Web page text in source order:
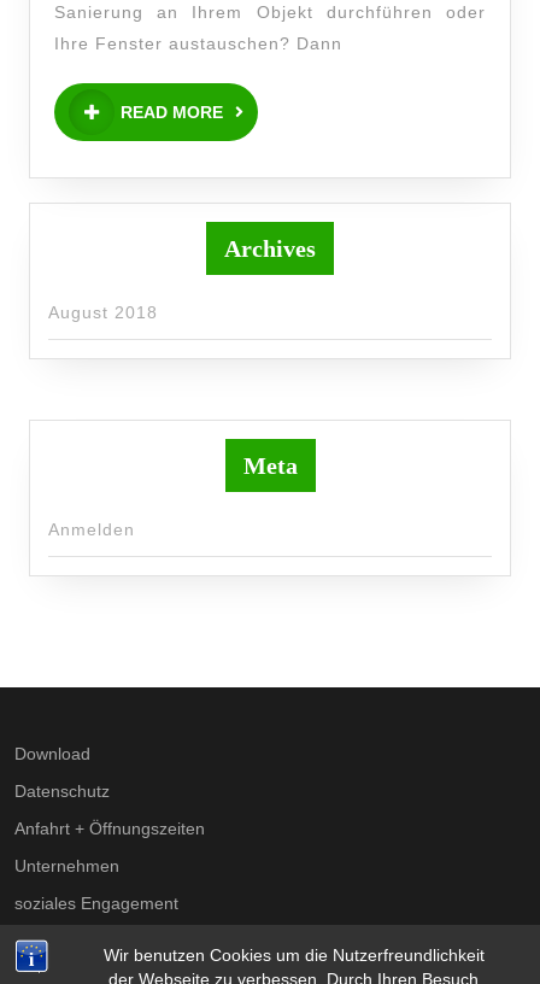
Wir benutzen Cookies um die Nutzerfreundlichkeit
der Webseite zu verbessen. Durch Ihren Besuch
Sanierung an Ihrem Objekt durchführen oder
Ihre Fenster austauschen? Dann
READ MORE
Archives
August 2018
Meta
Anmelden
Download
Datenschutz
Anfahrt + Öffnungszeiten
Unternehmen
soziales Engagement
Impressum